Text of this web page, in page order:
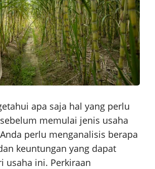
apa saja hal yang perlu
memulai jenis usaha
perlu menganalisis berapa
keuntungan yang dapat
usaha ini. Perkiraan